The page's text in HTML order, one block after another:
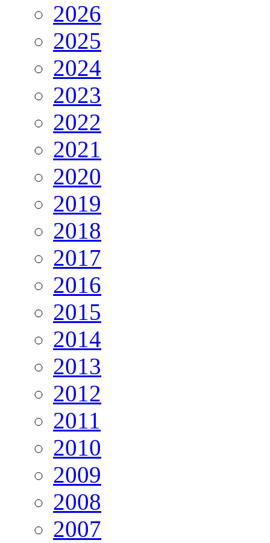
2026
2025
2024
2023
2022
2021
2020
2019
2018
2017
2016
2015
2014
2013
2012
2011
2010
2009
2008
2007